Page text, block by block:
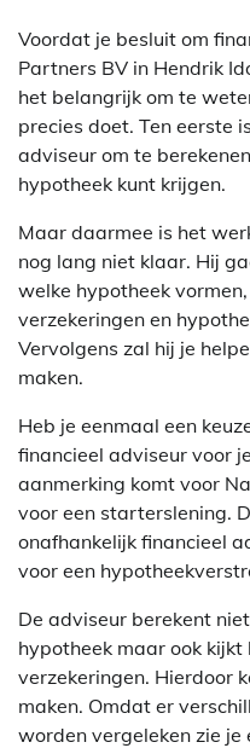
Voordat je besluit om
Partners BV in Hendrik
het belangrijk om te
precies doet. Ten eerste
adviseur om te
hypotheek kunt krijgen.
Maar daarmee is het
nog lang niet klaar. Hij
welke hypotheek vormen,
verzekeringen en
Vervolgens zal hij je
maken.
Heb je eenmaal een
financieel adviseur voor
aanmerking komt voor
voor een starterslening.
onafhankelijk financieel
voor een
De adviseur berekent
hypotheek maar ook
verzekeringen. Hierdoor
maken. Omdat er
worden vergeleken zie